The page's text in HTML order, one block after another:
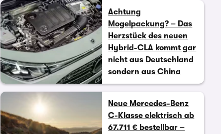
Achtung
Mogelpackung? – Das
Herzstück des neuen
Hybrid-CLA kommt gar
nicht aus Deutschland
sondern aus China
Neue Mercedes-Benz
C-Klasse elektrisch ab
67.711 € bestellbar –